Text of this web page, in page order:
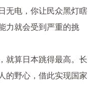
无电，你让民众黑灯瞎
力就会受到严重的挑
就算日本跳得最高。长
的野心，借此实现国家